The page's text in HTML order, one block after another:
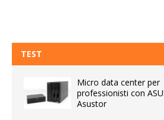
TEST
Micro data center per
professionisti con
Asustor